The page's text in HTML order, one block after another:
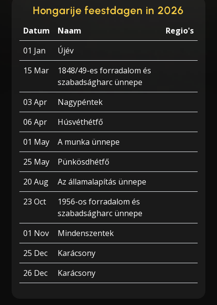
Hongarije feestdagen in 2026
Datum Naam
Regio's
01 Jan
Újév
15 Mar
1848/49-es forradalom és
szabadságharc ünnepe
03 Apr
Nagypéntek
06 Apr
Húsvéthétfő
01 May
A munka ünnepe
25 May
Pünkösdhétfő
20 Aug
Az államalapítás ünnepe
23 Oct
1956-os forradalom és
szabadságharc ünnepe
01 Nov
Mindenszentek
25 Dec
Karácsony
26 Dec
Karácsony